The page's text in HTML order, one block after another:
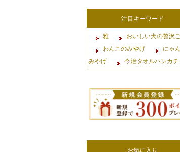
注目キーワード
雅
おいしい犬の贅沢
わんこのみやげ
にゃ
みやげ
今治タオルハンカチ
お気に入り